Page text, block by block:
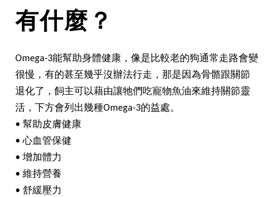
有什麼？
Omega-3能幫助身體健康，像是比較老的狗通常走路會變
很慢，有的甚至幾乎沒辦法行走，那是因為骨骼跟關節
退化了，飼主可以藉由讓牠們吃寵物魚油來維持關節靈
活，下方會列出幾種Omega-3的益處。
• 幫助皮膚健康
• 心血管保健
• 增加體力
• 維持營養
• 舒緩壓力